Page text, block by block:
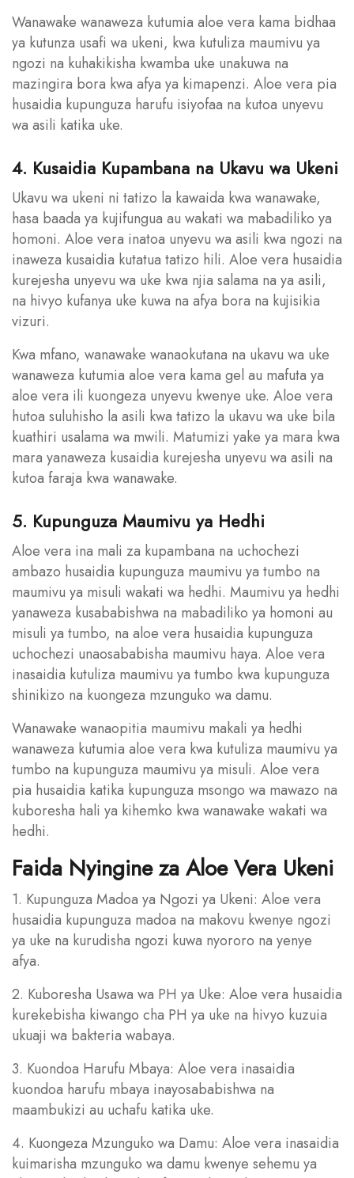
Wanawake wanaweza kutumia aloe vera kama bidhaa
ya kutunza usafi wa ukeni, kwa kutuliza maumivu ya
ngozi na kuhakikisha kwamba uke unakuwa na
mazingira bora kwa afya ya kimapenzi. Aloe vera pia
husaidia kupunguza harufu isiyofaa na kutoa unyevu
wa asili katika uke.
4. Kusaidia Kupambana na Ukavu wa Ukeni
Ukavu wa ukeni ni tatizo la kawaida kwa wanawake,
hasa baada ya kujifungua au wakati wa mabadiliko ya
homoni. Aloe vera inatoa unyevu wa asili kwa ngozi na
inaweza kusaidia kutatua tatizo hili. Aloe vera husaidia
kurejesha unyevu wa uke kwa njia salama na ya asili,
na hivyo kufanya uke kuwa na afya bora na kujisikia
vizuri.
Kwa mfano, wanawake wanaokutana na ukavu wa uke
wanaweza kutumia aloe vera kama gel au mafuta ya
aloe vera ili kuongeza unyevu kwenye uke. Aloe vera
hutoa suluhisho la asili kwa tatizo la ukavu wa uke bila
kuathiri usalama wa mwili. Matumizi yake ya mara kwa
mara yanaweza kusaidia kurejesha unyevu wa asili na
kutoa faraja kwa wanawake.
5. Kupunguza Maumivu ya Hedhi
Aloe vera ina mali za kupambana na uchochezi
ambazo husaidia kupunguza maumivu ya tumbo na
maumivu ya misuli wakati wa hedhi. Maumivu ya hedhi
yanaweza kusababishwa na mabadiliko ya homoni au
misuli ya tumbo, na aloe vera husaidia kupunguza
uchochezi unaosababisha maumivu haya. Aloe vera
inasaidia kutuliza maumivu ya tumbo kwa kupunguza
shinikizo na kuongeza mzunguko wa damu.
Wanawake wanaopitia maumivu makali ya hedhi
wanaweza kutumia aloe vera kwa kutuliza maumivu ya
tumbo na kupunguza maumivu ya misuli. Aloe vera
pia husaidia katika kupunguza msongo wa mawazo na
kuboresha hali ya kihemko kwa wanawake wakati wa
hedhi.
Faida Nyingine za Aloe Vera Ukeni
1. Kupunguza Madoa ya Ngozi ya Ukeni: Aloe vera
husaidia kupunguza madoa na makovu kwenye ngozi
ya uke na kurudisha ngozi kuwa nyororo na yenye
afya.
2. Kuboresha Usawa wa PH ya Uke: Aloe vera husaidia
kurekebisha kiwango cha PH ya uke na hivyo kuzuia
ukuaji wa bakteria wabaya.
3. Kuondoa Harufu Mbaya: Aloe vera inasaidia
kuondoa harufu mbaya inayosababishwa na
maambukizi au uchafu katika uke.
4. Kuongeza Mzunguko wa Damu: Aloe vera inasaidia
kuimarisha mzunguko wa damu kwenye sehemu ya